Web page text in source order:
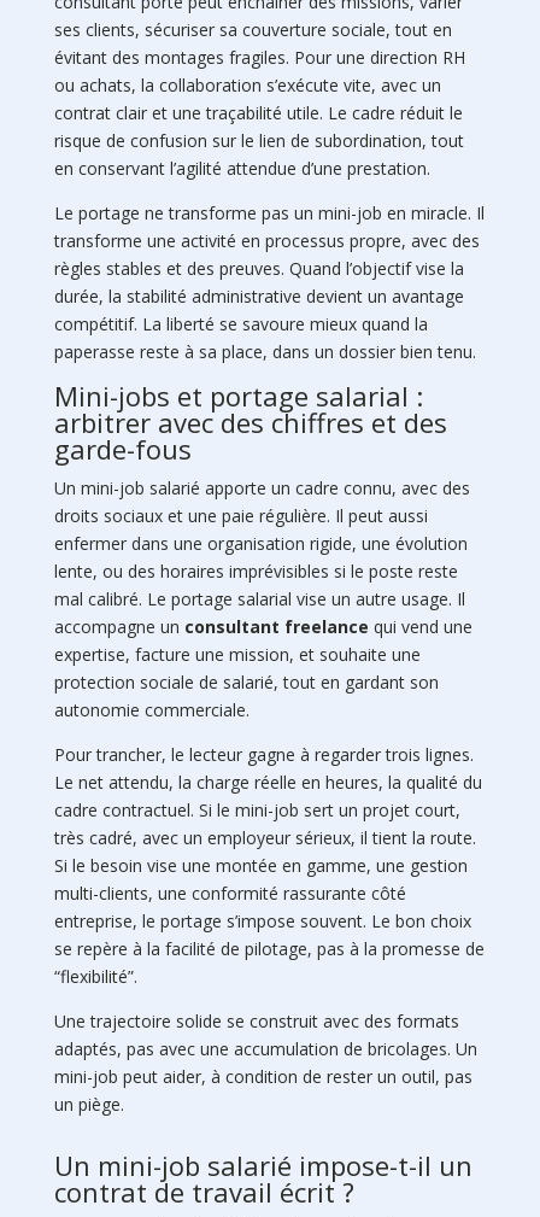
ses clients, sécuriser sa couverture sociale, tout en
évitant des montages fragiles. Pour une direction RH
ou achats, la collaboration s’exécute vite, avec un
contrat clair et une traçabilité utile. Le cadre réduit le
risque de confusion sur le lien de subordination, tout
en conservant l’agilité attendue d’une prestation.
Le portage ne transforme pas un mini-job en miracle. Il
transforme une activité en processus propre, avec des
règles stables et des preuves. Quand l’objectif vise la
durée, la stabilité administrative devient un avantage
compétitif. La liberté se savoure mieux quand la
paperasse reste à sa place, dans un dossier bien tenu.
Mini-jobs et portage salarial :
arbitrer avec des chiffres et des
garde-fous
Un mini-job salarié apporte un cadre connu, avec des
droits sociaux et une paie régulière. Il peut aussi
enfermer dans une organisation rigide, une évolution
lente, ou des horaires imprévisibles si le poste reste
mal calibré. Le portage salarial vise un autre usage. Il
accompagne un consultant freelance qui vend une
expertise, facture une mission, et souhaite une
protection sociale de salarié, tout en gardant son
autonomie commerciale.
Pour trancher, le lecteur gagne à regarder trois lignes.
Le net attendu, la charge réelle en heures, la qualité du
cadre contractuel. Si le mini-job sert un projet court,
très cadré, avec un employeur sérieux, il tient la route.
Si le besoin vise une montée en gamme, une gestion
multi-clients, une conformité rassurante côté
entreprise, le portage s’impose souvent. Le bon choix
se repère à la facilité de pilotage, pas à la promesse de
“flexibilité”.
Une trajectoire solide se construit avec des formats
adaptés, pas avec une accumulation de bricolages. Un
mini-job peut aider, à condition de rester un outil, pas
un piège.
Un mini-job salarié impose-t-il un
contrat de travail écrit ?